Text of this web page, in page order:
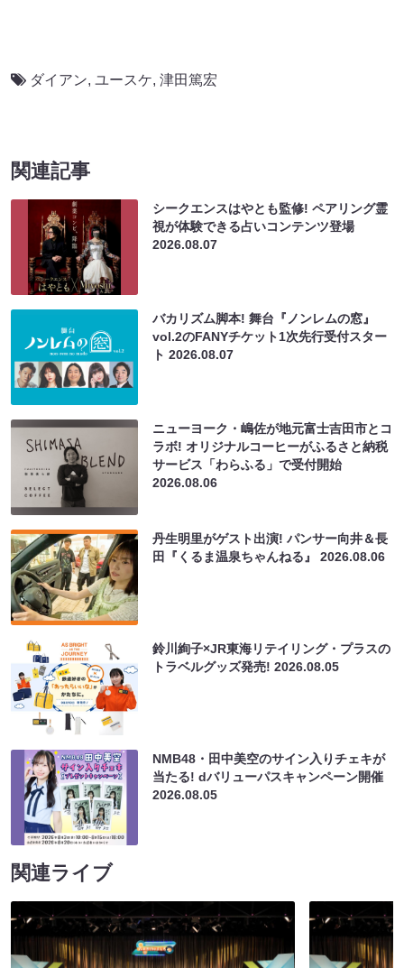
ダイアン, ユースケ, 津田篤宏
関連記事
シークエンスはやとも監修! ペアリング霊
視が体験できる占いコンテンツ登場
2026.08.07
バカリズム脚本! 舞台『ノンレムの窓』
vol.2のFANYチケット1次先行受付スター
ト2026.08.07
ニューヨーク・嶋佐が地元富士吉田市とコ
ラボ! オリジナルコーヒーがふるさと納税
サービス「わらふる」で受付開始
2026.08.06
丹生明里がゲスト出演! パンサー向井＆長
田『くるま温泉ちゃんねる』2026.08.06
鈴川絢子×JR東海リテイリング・プラスの
トラベルグッズ発売!2026.08.05
NMB48・田中美空のサイン入りチェキが
当たる! dバリューパスキャンペーン開催
2026.08.05
関連ライブ